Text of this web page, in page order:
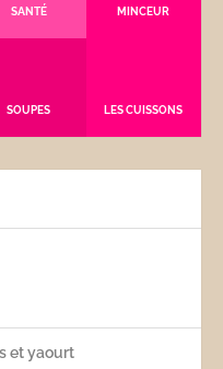
SANTÉ MINCEUR
SOUPES LES CUISSONS
et yaourt